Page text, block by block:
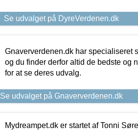
Se udvalget på DyreVerdenen.dk
Gnaververdenen.dk har specialiseret
og du finder derfor altid de bedste og
for at se deres udvalg.
Se udvalget på Gnaververdenen.dk
Mydreampet.dk er startet af Tonni